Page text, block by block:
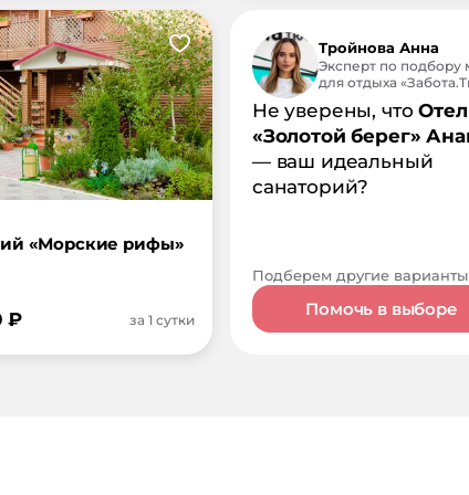
«Морские рифы»
₽ за 1 сутки
Тройнова Анна
Эксперт по подбору
для отдыха
Не уверены, что
«Золотой берег»
— ваш идеальный
санаторий?
Подберем другие варианты
Помочь в выборе